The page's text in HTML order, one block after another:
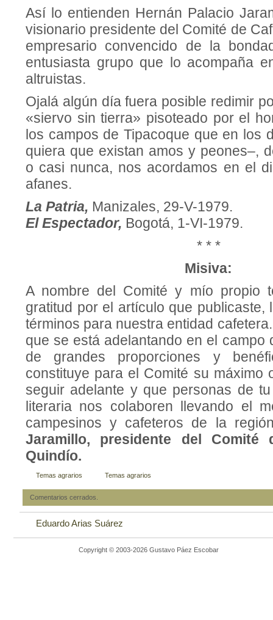
Así lo entienden Hernán Pa­lacio
visionario presidente del Comi­té de
empresario convencido de la
entu­siasta grupo que lo acompaña
altruistas.
Ojalá algún día fuera posible redimir
«siervo sin tierra» pisoteado por el
los campos de Tipacoque que en los
quiera que existan amos y peones–,
o casi nunca, nos acordamos en el
afanes.
La Patria, Manizales, 29-V-1979.
El Espectador, Bogotá, 1-VI-1979.
* * *
Misiva:
A nombre del Comité y mío propio
gratitud por el artículo que publicaste,
términos para nuestra entidad
que se está adelantando en el campo
de grandes proporciones y
constituye para el Comité su máximo
seguir adelante y que personas de
literaria nos colaboren llevando el
campesinos y cafeteros de la
Jaramillo, presidente del Comité
Quindío.
Temas agrarios Temas agrarios
Comentarios cerrados.
Eduardo Arias Suárez
Copyright © 2003-2026 Gustavo Páez Escobar